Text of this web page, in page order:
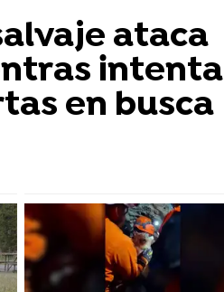
ataca
intenta
en busca